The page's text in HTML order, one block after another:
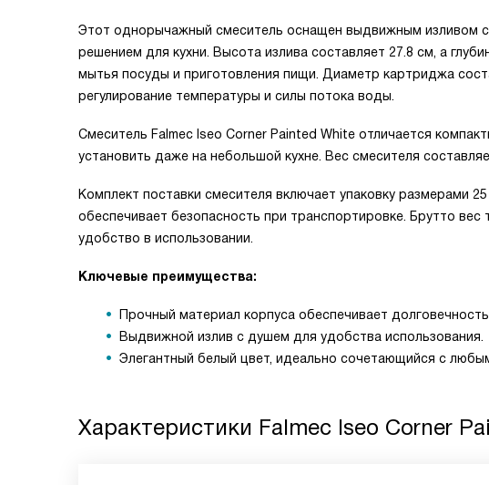
Этот однорычажный смеситель оснащен выдвижным изливом
решением для кухни. Высота излива составляет 27.8 см, а
мытья посуды и приготовления пищи. Диаметр картриджа
регулирование температуры и силы потока воды.
Смеситель Falmec Iseo Corner Painted White отличается
установить даже на небольшой кухне. Вес смесителя
Комплект поставки смесителя включает упаковку размерами
обеспечивает безопасность при транспортировке. Брутто
удобство в использовании.
Ключевые преимущества:
Прочный материал корпуса обеспечивает
Выдвижной излив с душем для удобства использования.
Элегантный белый цвет, идеально сочетающийся с
Характеристики Falmec Iseo Corner